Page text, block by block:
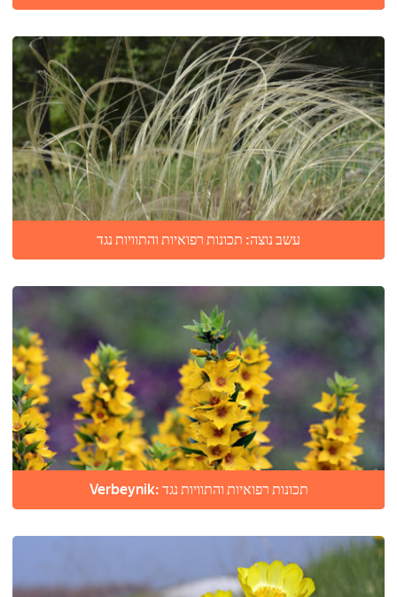
עשב נוצה: תכונות רפואיות והתוויות נגד
Verbeynik: תכונות רפואיות והתוויות נגד